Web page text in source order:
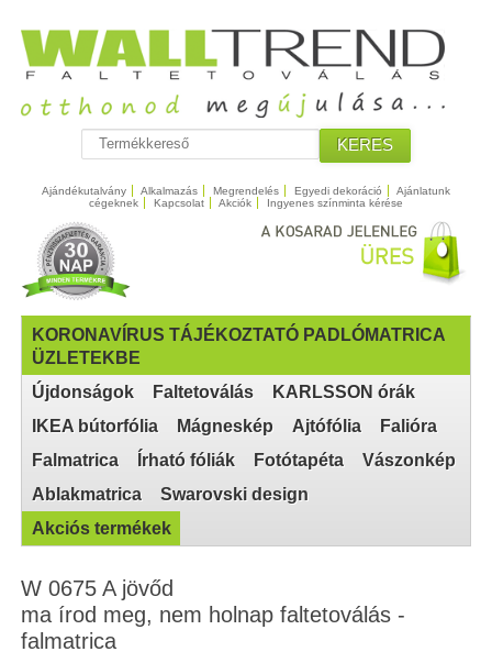
KERES
Ajándékutalvány Alkalmazás Megrendelés Egyedi dekoráció
Ajánlatunk
cégeknek
Kapcsolat Akciók Ingyenes színminta kérése
KORONAVÍRUS TÁJÉKOZTATÓ PADLÓMATRICA
ÜZLETEKBE
Újdonságok
Faltetoválás
KARLSSON órák
IKEA bútorfólia
Mágneskép Ajtófólia
Falióra
Falmatrica
Írható fóliák Fotótapéta
Vászonkép
Ablakmatrica
Swarovski design
Akciós termékek
W 0675 A jövőd
ma írod meg, nem holnap faltetoválás -
falmatrica